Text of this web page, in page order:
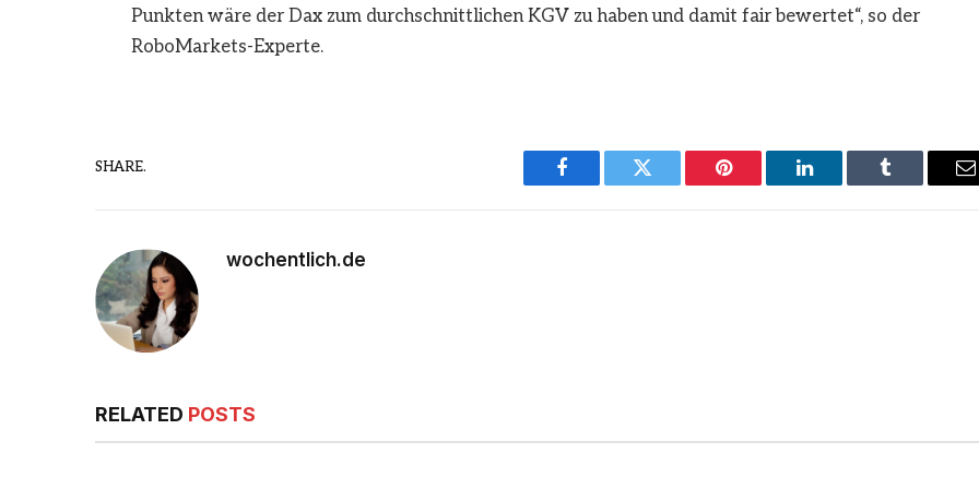
Punkten wäre der Dax zum durchschnittlichen KGV zu haben und damit fair bewertet“, so der
RoboMarkets-Experte.
SHARE.
Facebook Twitter Pinterest LinkedIn Tumblr
wochentlich.de
RELATED POSTS